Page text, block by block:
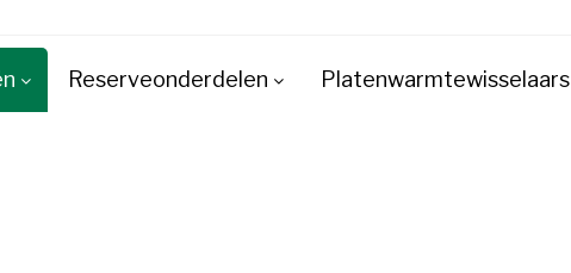
Reserveonderdelen Platenwarmtewisselaars